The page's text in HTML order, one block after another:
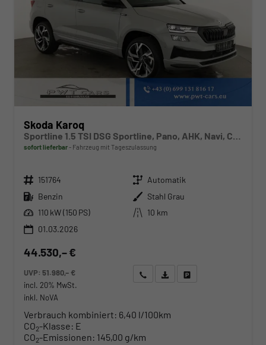
Skoda Karoq
Sportline 1.5 TSI DSG Sportline, Pano, AHK, Navi, CANTON, Matrix, AreaView, Side, FS-beheizbar, 19-Zoll
sofort lieferbar Fahrzeug mit Tageszulassung
Fahrzeugnr. 151764 Getriebe Automatik
Kraftstoff Benzin Außenfarbe Stahl Grau
Leistung 110 kW (150 PS) Kilometerstand
10 km
01.03.2026
44.530,– €
UVP: 51.980,– €
incl. 20% MwSt.
inkl. NoVA
Wir rufen Sie anAngebot drucken (PDF)
Verbrauch kombiniert: 6,40 l/100km
CO2-Klasse: E
CO2-Emissionen: 145,00 g/km